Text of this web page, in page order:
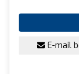
E-mail